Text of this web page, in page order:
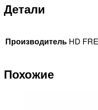
Детали
Производитель HD
Похожие